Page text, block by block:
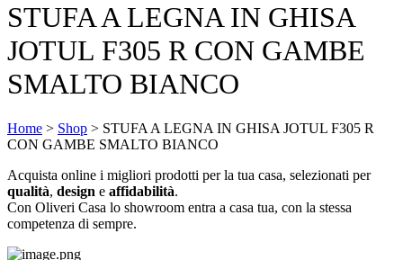
STUFA A LEGNA IN GHISA
JOTUL F305 R CON GAMBE
SMALTO BIANCO
Home > Shop > STUFA A LEGNA IN GHISA JOTUL F305 R
CON GAMBE SMALTO BIANCO
Acquista online i migliori prodotti per la tua casa, selezionati per
qualità, design e affidabilità.
Con Oliveri Casa lo showroom entra a casa tua, con la stessa
competenza di sempre.